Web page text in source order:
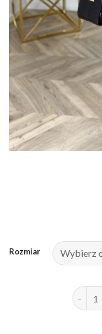
Rozmiar
ilość